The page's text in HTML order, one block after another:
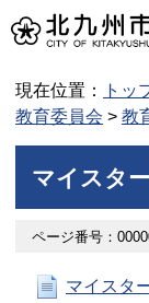
現在位置： トッ
教育委員会 > 教
マイスタ
ページ番号：
マイスタ